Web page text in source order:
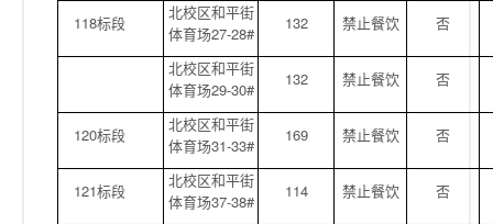
118标段
北校区和平街
体育场27-28#
132 禁止餐饮 否
北校区和平街
体育场29-30#
132 禁止餐饮 否
120标段
北校区和平街
体育场31-33#
169 禁止餐饮 否
121标段
北校区和平街
体育场37-38#
114 禁止餐饮 否